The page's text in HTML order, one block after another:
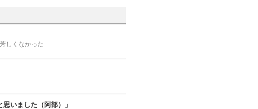
しくなかった
いました（阿部）」